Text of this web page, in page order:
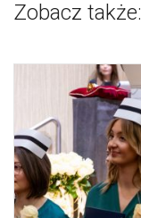
Zobacz także: